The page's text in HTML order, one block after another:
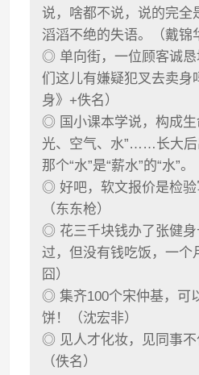
说，啥都不说，说的完全
滔滔不绝的失语。（戴锦
◎ 单向街，一位顾客诚
们这儿有嫌疑犯叉去卖身
身》+佚名）
◎ 国小课本学说，构成生
光、空气、水”……长大后
那个“水”是“薪水”的“水”
◎ 好吧，软文报价是检验
（东东枪）
◎ 花三千块钱办了张健身
过，但没有钱吃饭，一个
囧）
◎ 集齐100个宋仲基，可
饼！（沈宏非）
◎ 见人才化妆，见同事不
（佚名）